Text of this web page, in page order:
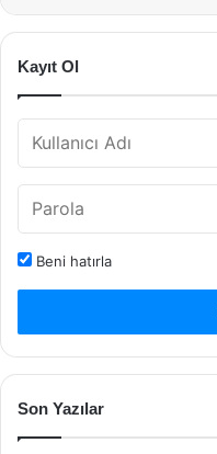
Kayıt Ol
Beni hatırla
Son Yazılar